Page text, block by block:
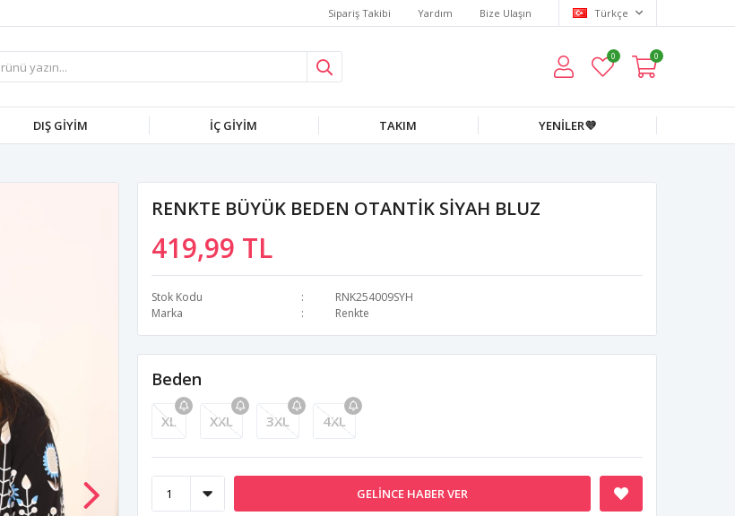
Sipariş Takibi Yardım Bize Ulaşın Türkçe
0 0
DIŞ GİYİM İÇ GİYİM TAKIM YENİLER💜
RENKTE BÜYÜK BEDEN OTANTİK SİYAH BLUZ
419,99 TL
Stok Kodu
RNK254009SYH
Marka
Renkte
Beden
XL XXL 3XL 4XL
GELINCE HABER VER